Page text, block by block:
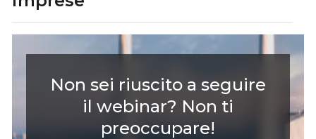
Non sei riuscito a seguire
il webinar? Non ti
preoccupare!